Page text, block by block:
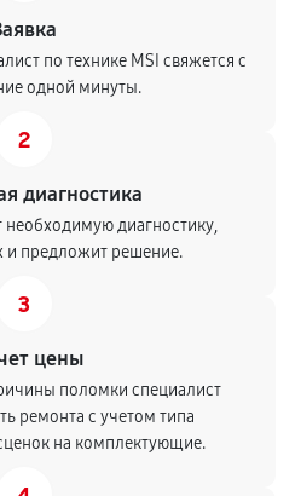
по технике MSI свяжется с
одной минуты.
2
диагностика
диагностику,
и предложит решение.
3
цены
поломки специалист
ремонта с учетом типа
на комплектующие.